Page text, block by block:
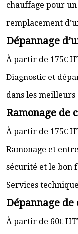
chauffage pour
remplacement
Dépannage
À partir de 175€
Diagnostic et
dans les meilleurs
Ramonage de
À partir de 175€
Ramonage et
sécurité et le bon
Services
Dépannage
À partir de 60€